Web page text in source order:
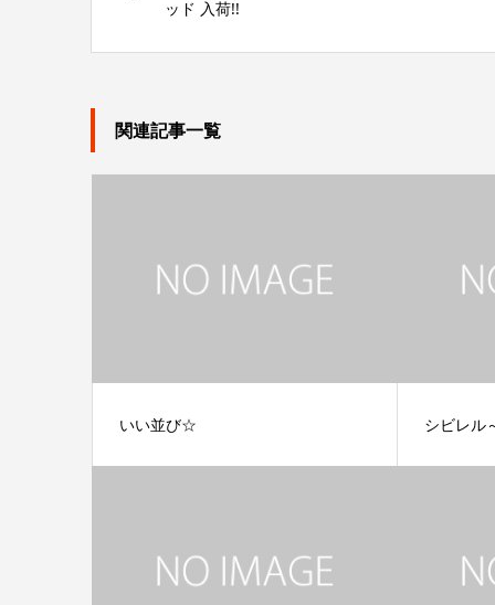
ッド 入荷!!
関連記事一覧
いい並び☆ シビレル